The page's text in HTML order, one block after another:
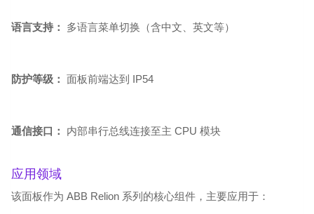
语言支持： 多语言菜单切换（含中文、英文等）
防护等级： 面板前端达到 IP54
通信接口： 内部串行总线连接至主 CPU 模块
应用领域
该面板作为 ABB Relion 系列的核心组件，主要应用于：